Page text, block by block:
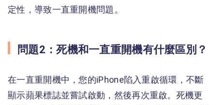
定性，導致一直重開機問題。
問題2：死機和一直重開機有什麼區別？
在一直重開機中，您的iPhone陷入重啟循環，不斷
顯示蘋果標誌並嘗試啟動，然後再次重啟。死機更